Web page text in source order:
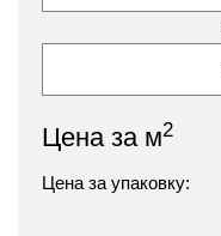
Цена за м2
Цена за упаковку: